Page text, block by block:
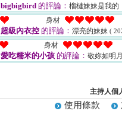
bigbigbird 的評論： 榴槤妹妹是我的
身材
超級內衣控 的評論： 漂亮的妹妹 (
身材
愛吃糯米的小孩 的評論： 敬妳如明
主持人個
使用條款